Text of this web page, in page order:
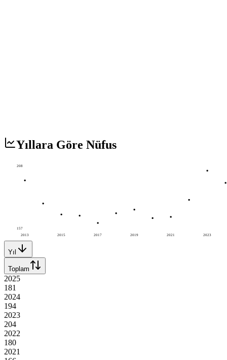
Yıllara Göre Nüfus
2013 2015 2017 2019 2021 2023
208
157
Yıl
Toplam
2025
181
2024
194
2023
204
2022
180
2021